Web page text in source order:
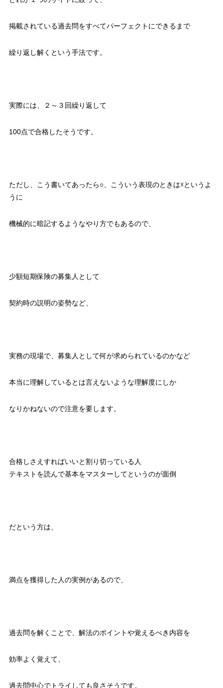
掲載されている過去問をすべてパーフェクトにできるまで
繰り返し解くという手法です。
実際には、２～３回繰り返して
100点で合格したそうです。
ただし、こう書いてあったら○、こういう表現のときは☓というよ
うに
機械的に暗記するようなやり方でもあるので、
少額短期保険の募集人として
契約時の説明の姿勢など、
実務の現場で、募集人として何が求められているのかなど
本当に理解しているとは言えないような理解度にしか
なりかねないので注意を要します。
合格しさえすればいいと割り切っている人
テキストを読んで基本をマスターしてというのが面倒
だという方は、
満点を獲得した人の実例があるので、
過去問を解くことで、解法のポイントや覚えるべき内容を
効率よく覚えて、
過去問中心でトライしても良さそうです。